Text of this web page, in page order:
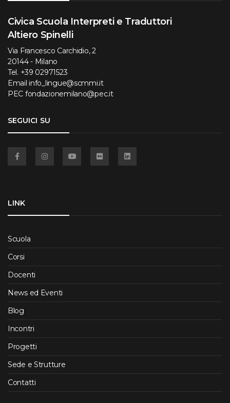
Civica Scuola Interpreti e Traduttori
Altiero Spinelli
Via Francesco Carchidio, 2
20144 - Milano
Tel. +39 02971523
Email info_lingue@scmmi.it
PEC fondazionemilano@pec.it
SEGUICI SU
LINK
Scuola
Corsi
Docenti
News ed Eventi
Blog
Incontri
Progetti
Sede e Strutture
Contatti